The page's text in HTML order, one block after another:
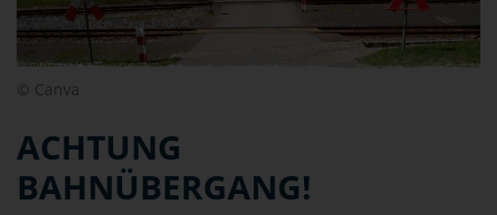
© Canva
ACHTUNG
BAHNÜBERGANG!